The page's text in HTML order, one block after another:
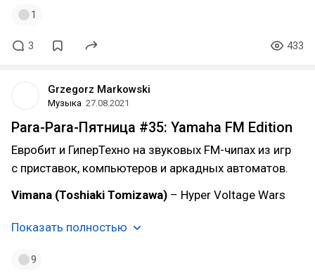
1
3 433
Grzegorz Markowski
Музыка 27.08.2021
Para-Para-Пятница #35: Yamaha FM Edition
Евробит и ГиперТехно на звуковых FM-чипах из игр
с приставок, компьютеров и аркадных автоматов.
Vimana (Toshiaki Tomizawa) – Hyper Voltage Wars
Показать полностью
9